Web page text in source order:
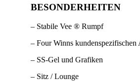
BESONDERHEITEN
– Stabile Vee ® Rumpf
– Four Winns kundenspezifischen
– SS-Gel und Grafiken
– Sitz / Lounge